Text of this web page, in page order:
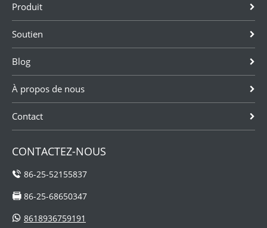
d'hydrocarbures
en vrac, les
applications
GNL /
cryogéniques....
Silver
Instruments,
débitmètres...
Produit
Soutien
Blog
À propos de nous
Contact
CONTACTEZ-NOUS
86-25-52155837
86-25-68650347
8618936759191